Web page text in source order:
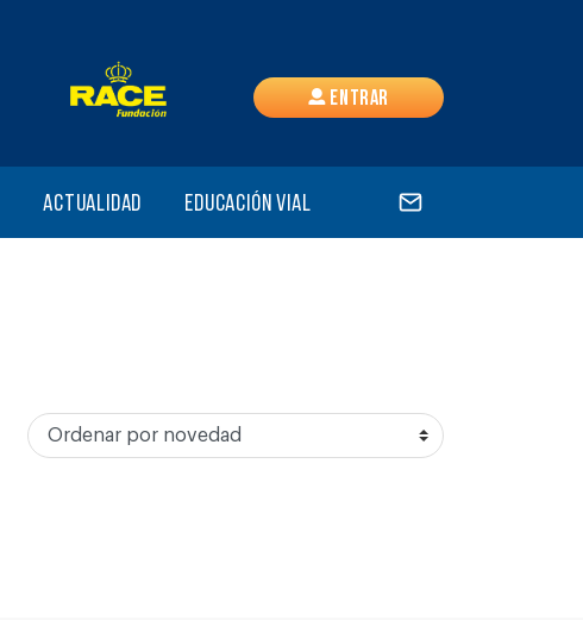
Entrar
Actualidad Educación vial